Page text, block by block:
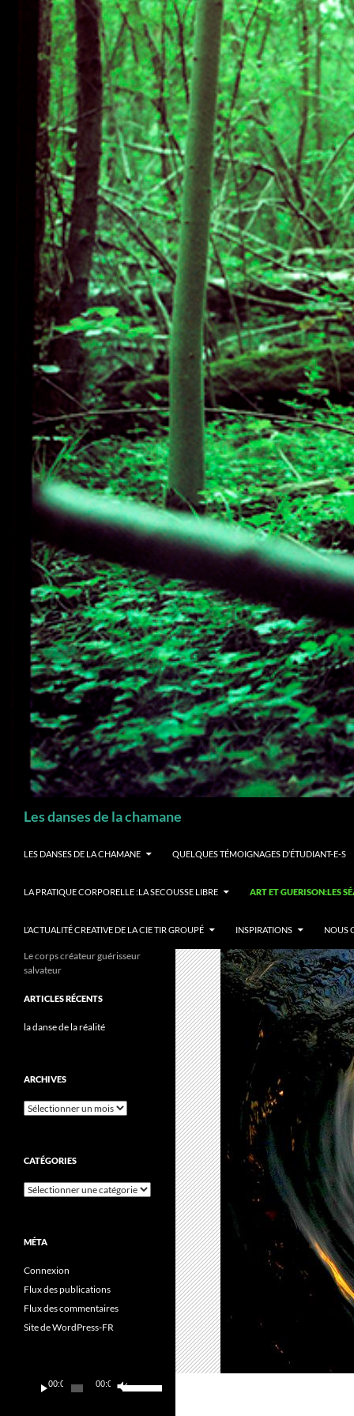
Les danses de la chamane
LES DANSES DE LA CHAMANE QUELQUES TÉMOIGNAGES D’ÉTUDIANT-E-S
LA PRATIQUE CORPORELLE :LA SECOUSSE LIBRE ART ET GUERISON:LES
L’ACTUALITÉ CREATIVE DE LA CIE TIR GROUPÉ INSPIRATIONS NOUS
Le corps créateur guérisseur
salvateur
ARTICLES RÉCENTS
la danse de la réalité
ARCHIVES
Archives
CATÉGORIES
Catégories
MÉTA
Connexion
Flux des publications
Flux des commentaires
Site de WordPress-FR
Lecteur
audio
00:00 00:00 Utilisez
les